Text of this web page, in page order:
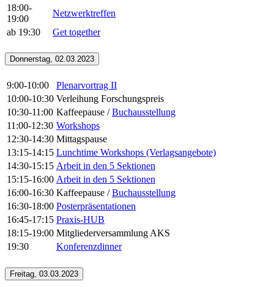
18:00-
19:00
Netzwerktreffen
ab 19:30
Get together
Donnerstag, 02.03.2023
9:00-10:00
Plenarvortrag II
10:00-10:30 Verleihung Forschungspreis
10:30-11:00 Kaffeepause /Buchausstellung
11:00-12:30 Workshops
12:30-14:30 Mittagspause
13:15-14:15 Lunchtime Workshops (Verlagsangebote)
14:30-15:15 Arbeit in den 5 Sektionen
15:15-16:00 Arbeit in den 5 Sektionen
16:00-16:30 Kaffeepause /Buchausstellung
16:30-18:00 Posterpräsentationen
16:45-17:15 Praxis-HUB
18:15-19:00 Mitgliederversammlung AKS
19:30
Konferenzdinner
Freitag, 03.03.2023